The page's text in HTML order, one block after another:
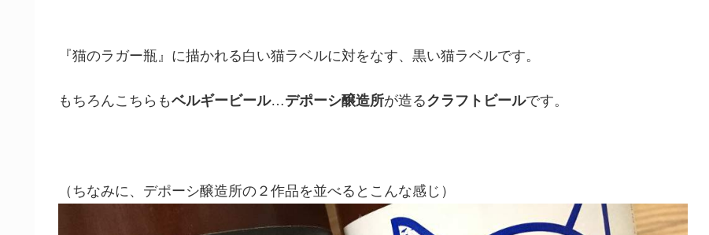
『猫のラガー瓶』に描かれる白い猫ラベルに対をなす、黒い猫ラベルです。
もちろんこちらもベルギービール…デポーシ醸造所が造るクラフトビールです。
（ちなみに、デポーシ醸造所の２作品を並べるとこんな感じ）